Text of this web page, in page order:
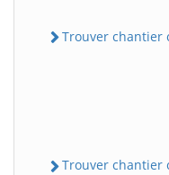
Trouver chantier
Trouver chantier